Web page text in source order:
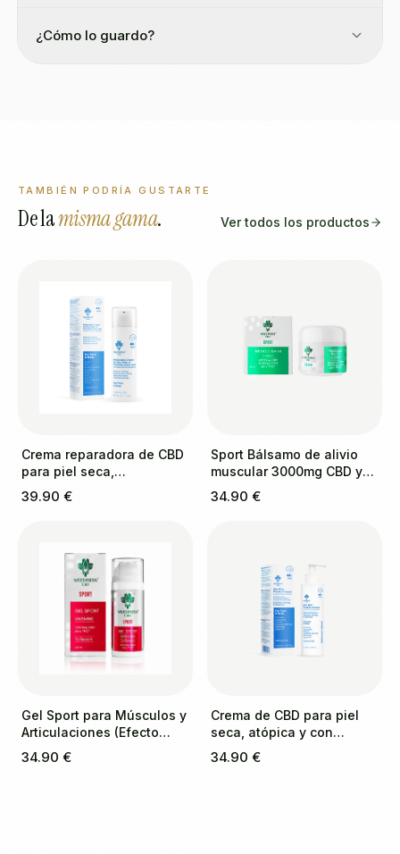
¿Cómo lo guardo?
TAMBIÉN PODRÍA GUSTARTE
De lamisma gama. Ver todos los productos
Crema reparadora de CBD
para piel seca,
descamada y con
tendencia a la psoriasis.
39.90 €
Sport Bálsamo de alivio
muscular 3000mg CBD y
1000mg CBG
34.90 €
Gel Sport para Músculos y
Articulaciones (Efecto
calor) 3000mg CBD | 0
THC
34.90 €
Crema de CBD para piel
seca, atópica y con
tendencia al eczema
34.90 €